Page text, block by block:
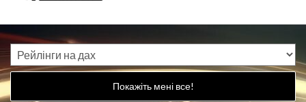
Покажіть мені все!